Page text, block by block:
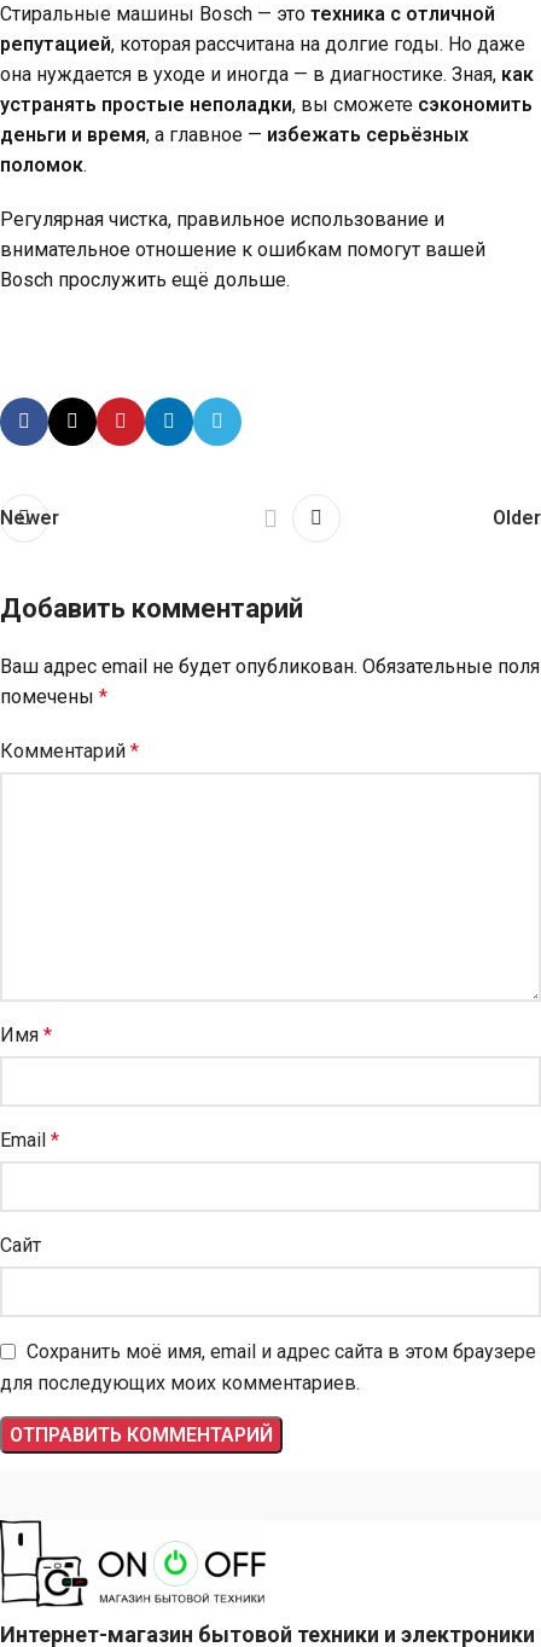
Стиральные машины Bosch — это техника с отличной
репутацией, которая рассчитана на долгие годы. Но даже
она нуждается в уходе и иногда — в диагностике. Зная, как
устранять простые неполадки, вы сможете сэкономить
деньги и время, а главное — избежать серьёзных
поломок.
Регулярная чистка, правильное использование и
внимательное отношение к ошибкам помогут вашей
Bosch прослужить ещё дольше.
Newer Older
Добавить комментарий
Ваш адрес email не будет опубликован. Обязательные поля
помечены *
Комментарий *
Имя *
Email *
Сайт
Сохранить моё имя, email и адрес сайта в этом браузере
для последующих моих комментариев.
Интернет-магазин бытовой техники и электроники